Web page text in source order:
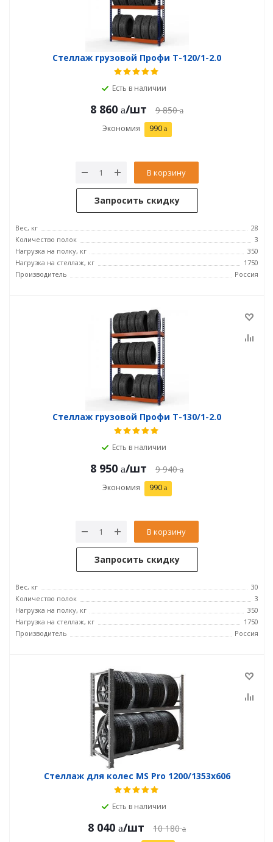
Стеллаж грузовой Профи Т-120/1-2.0
Есть в наличии
8 860 /шт 9 850
Экономия 990
В корзину
Запросить скидку
Вес, кг
28
Количество полок
3
Нагрузка на полку, кг
350
Нагрузка на стеллаж, кг
1750
Производитель
Россия
Стеллаж грузовой Профи Т-130/1-2.0
Есть в наличии
8 950 /шт 9 940
Экономия 990
В корзину
Запросить скидку
Вес, кг
30
Количество полок
3
Нагрузка на полку, кг
350
Нагрузка на стеллаж, кг
1750
Производитель
Россия
Стеллаж для колес MS Pro 1200/1353x606
Есть в наличии
8 040 /шт 10 180